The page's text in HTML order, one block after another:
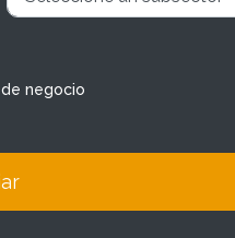
negocio